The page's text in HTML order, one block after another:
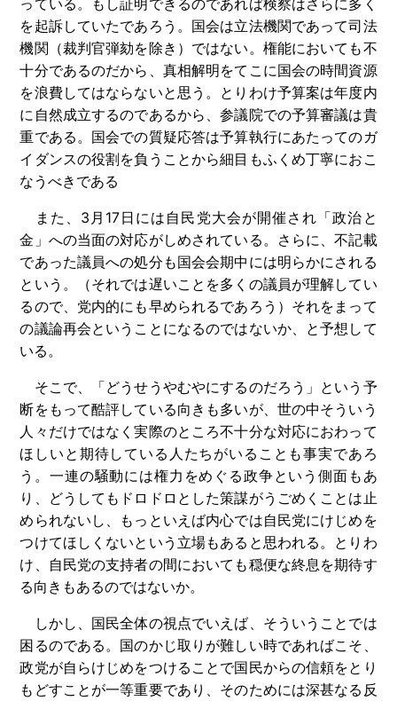
を起訴していたであろう。国会は立法機関であって司法
機関（裁判官弾劾を除き）ではない。権能においても不
十分であるのだから、真相解明をてこに国会の時間資源
を浪費してはならないと思う。とりわけ予算案は年度内
に自然成立するのであるから、参議院での予算審議は貴
重である。国会での質疑応答は予算執行にあたってのガ
イダンスの役割を負うことから細目もふくめ丁寧におこ
なうべきである
また、3月17日には自民党大会が開催され「政治と
金」への当面の対応がしめされている。さらに、不記載
であった議員への処分も国会会期中には明らかにされる
という。（それでは遅いことを多くの議員が理解してい
るので、党内的にも早められるであろう）それをまって
の議論再会ということになるのではないか、と予想して
いる。
そこで、「どうせうやむやにするのだろう」という予
断をもって酷評している向きも多いが、世の中そういう
人々だけではなく実際のところ不十分な対応におわって
ほしいと期待している人たちがいることも事実であろ
う。一連の騒動には権力をめぐる政争という側面もあ
り、どうしてもドロドロとした策謀がうごめくことは止
められないし、もっといえば内心では自民党にけじめを
つけてほしくないという立場もあると思われる。とりわ
け、自民党の支持者の間においても穏便な終息を期待す
る向きもあるのではないか。
しかし、国民全体の視点でいえば、そういうことでは
困るのである。国のかじ取りが難しい時であればこそ、
政党が自らけじめをつけることで国民からの信頼をとり
もどすことが一等重要であり、そのためには深甚なる反